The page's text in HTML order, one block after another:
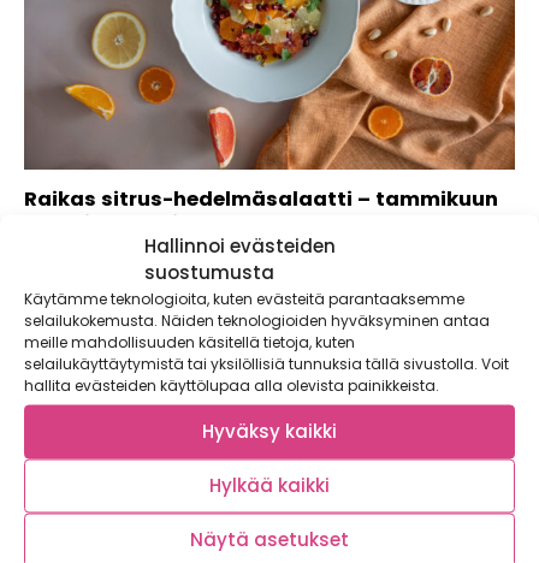
Hallinnoi evästeiden
suostumusta
Käytämme teknologioita, kuten evästeitä parantaaksemme
selailukokemusta. Näiden teknologioiden hyväksyminen antaa
meille mahdollisuuden käsitellä tietoja, kuten
selailukäyttäytymistä tai yksilöllisiä tunnuksia tällä sivustolla. Voit
hallita evästeiden käyttölupaa alla olevista painikkeista.
Hyväksy kaikki
Hylkää kaikki
Näytä asetukset
Raikas sitrus-hedelmäsalaatti – tammikuun
energiapommi
Raikas sitrus-hedelmäsalaatti valmistetaan sesongin
maukkaista hedelmistä. Salaatin kirpeä ja raikas maku saa
energia tasot...